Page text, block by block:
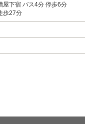
屋下宿 バス4分 停歩6分
歩27分